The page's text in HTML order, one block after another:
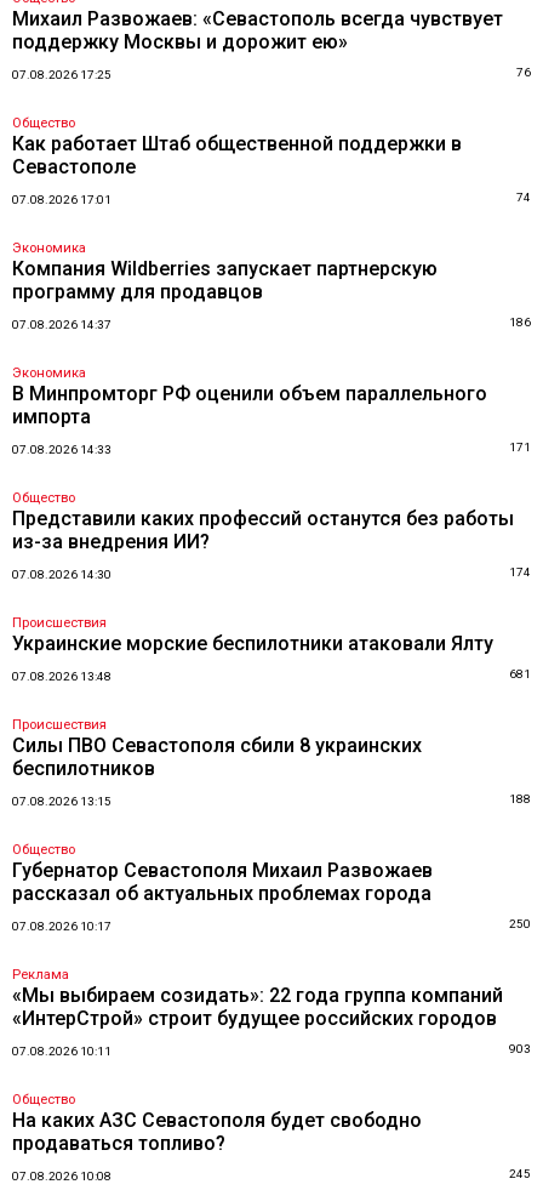
Михаил Развожаев: «Севастополь всегда чувствует
поддержку Москвы и дорожит ею»
07.08.2026 17:25 76
Общество
Как работает Штаб общественной поддержки в
Севастополе
07.08.2026 17:01 74
Экономика
Компания Wildberries запускает партнерскую
программу для продавцов
07.08.2026 14:37 186
Экономика
В Минпромторг РФ оценили объем параллельного
импорта
07.08.2026 14:33 171
Общество
Представили каких профессий останутся без работы
из-за внедрения ИИ?
07.08.2026 14:30 174
Происшествия
Украинские морские беспилотники атаковали Ялту
07.08.2026 13:48 681
Происшествия
Силы ПВО Севастополя сбили 8 украинских
беспилотников
07.08.2026 13:15 188
Общество
Губернатор Севастополя Михаил Развожаев
рассказал об актуальных проблемах города
07.08.2026 10:17 250
Реклама
«Мы выбираем созидать»: 22 года группа компаний
«ИнтерСтрой» строит будущее российских городов
07.08.2026 10:11 903
Общество
На каких АЗС Севастополя будет свободно
продаваться топливо?
07.08.2026 10:08 245